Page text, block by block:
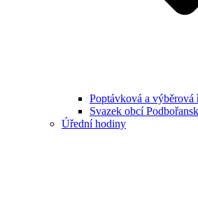
Poptávková a výběrová
Svazek obcí
Úřední hodiny